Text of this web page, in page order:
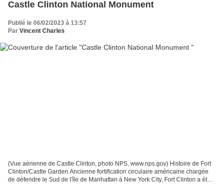
Castle Clinton National Monument
Publié le 06/02/2023 à 13:57
Par Vincent Charles
(Vue aérienne de Castle Clinton, photo NPS, www.nps.gov) Histoire de Fort
Clinton/Castle Garden Ancienne fortification circulaire américaine chargée
de défendre le Sud de l'île de Manhattan à New York City, Fort Clinton a été